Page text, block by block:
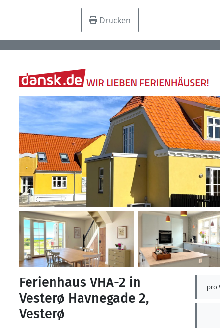
Drucken
pro
Ferienhaus VHA-2 in
Vesterø Havnegade 2,
Vesterø